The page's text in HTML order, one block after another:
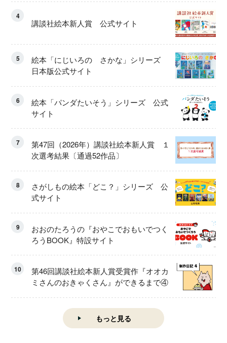
4
講談社絵本新人賞 公式サイト
5
絵本「にじいろの さかな」シリーズ
日本版公式サイト
6
絵本「パンダたいそう」シリーズ 公式
サイト
7
第47回（2026年）講談社絵本新人賞 １
次選考結果〔通過52作品〕
8
さがしもの絵本「どこ？」シリーズ 公
式サイト
9
おおのたろうの『おやこでおもいでつく
ろうBOOK』特設サイト
10
第46回講談社絵本新人賞受賞作『オオカ
ミさんのおきゃくさん』ができるまで④
もっと見る